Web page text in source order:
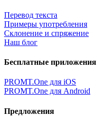
Перевод текста
Примеры употребления
Склонение и спряжение
Наш блог
Бесплатные приложения
PROMT.One для iOS
PROMT.One для Android
Предложения